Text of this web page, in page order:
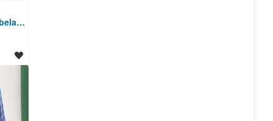
Jontathan Hill karirasta bela M (39) srajca z dolgimi rokavi